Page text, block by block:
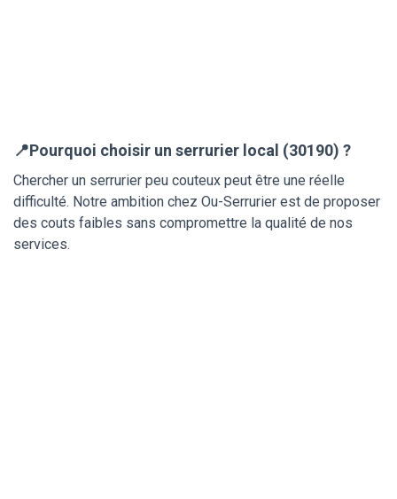
📍Pourquoi choisir un serrurier local (30190) ?
Chercher un serrurier peu couteux peut être une réelle
difficulté. Notre ambition chez Ou-Serrurier est de proposer
des couts faibles sans compromettre la qualité de nos
services.